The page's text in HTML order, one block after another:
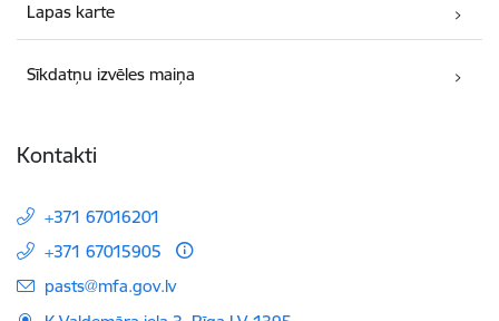
Lapas karte
Sīkdatņu izvēles maiņa
Kontakti
+371 67016201
+371 67015905
E-pasts:
pasts@mfa.gov.lv